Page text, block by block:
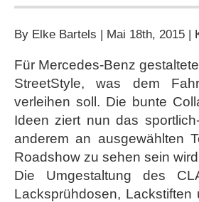
By Elke Bartels | Mai 18th, 2015 |
Für Mercedes-Benz
StreetStyle, was dem
verleihen soll. Die bunte
Ideen ziert nun das
anderem an ausgewählten
Roadshow zu sehen sein
Die Umgestaltung des
Lacksprühdosen,